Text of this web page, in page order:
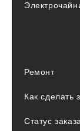
Ремонт
Как сделать
Статус